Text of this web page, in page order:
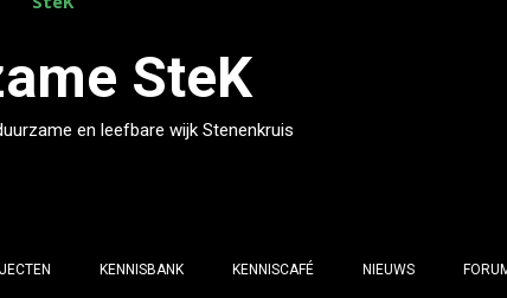
SteK
en leefbare wijk Stenenkruis
KENNISBANK KENNISCAFÉ NIEUWS